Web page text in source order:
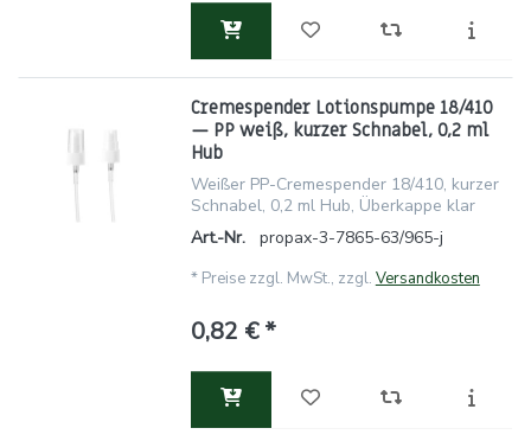
Cremespender Lotionspumpe 18/410
— PP weiß, kurzer Schnabel, 0,2 ml
Hub
Weißer PP-Cremespender 18/410, kurzer
Schnabel, 0,2 ml Hub, Überkappe klar
Art.-Nr.
propax-3-7865-63/965-j
* Preise zzgl. MwSt., zzgl. Versandkosten
0,82 € *